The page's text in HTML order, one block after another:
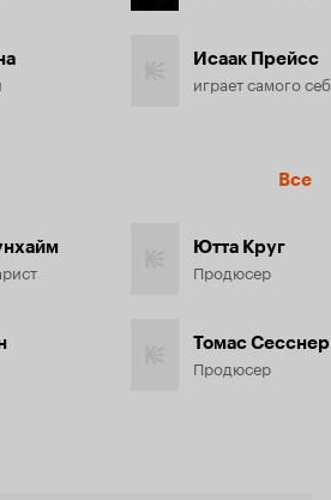
Исаак Прейсс
играет самого
Все
Ютта Круг
Продюсер
Томас Сесснер
Продюсер